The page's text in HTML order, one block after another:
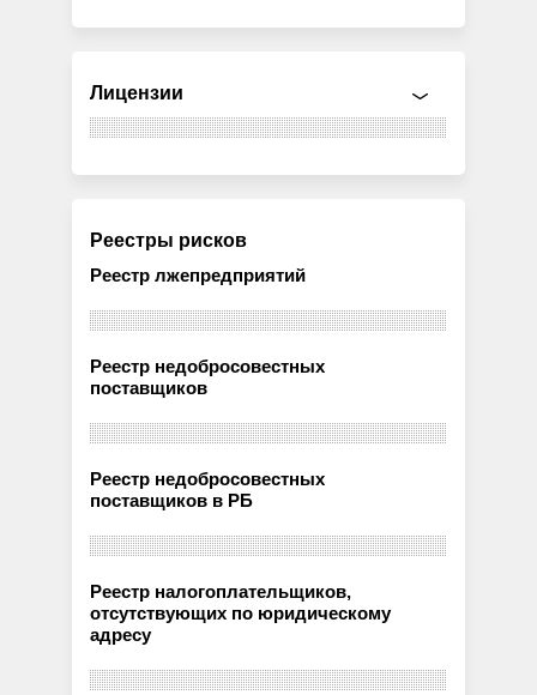
Лицензии
Реестры рисков
Реестр лжепредприятий
Реестр недобросовестных
поставщиков
Реестр недобросовестных
поставщиков в РБ
Реестр налогоплательщиков,
отсутствующих по юридическому
адресу